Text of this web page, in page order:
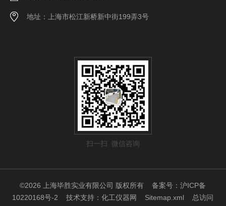
地址：上海市松江新桥新中街199弄3号
扫一扫 微信咨询
©2026 上海毕胜实业有限公司 版权所有备案号：沪ICP备
10220168号-2 技术支持：化工仪器网 Sitemap.xml 总访问